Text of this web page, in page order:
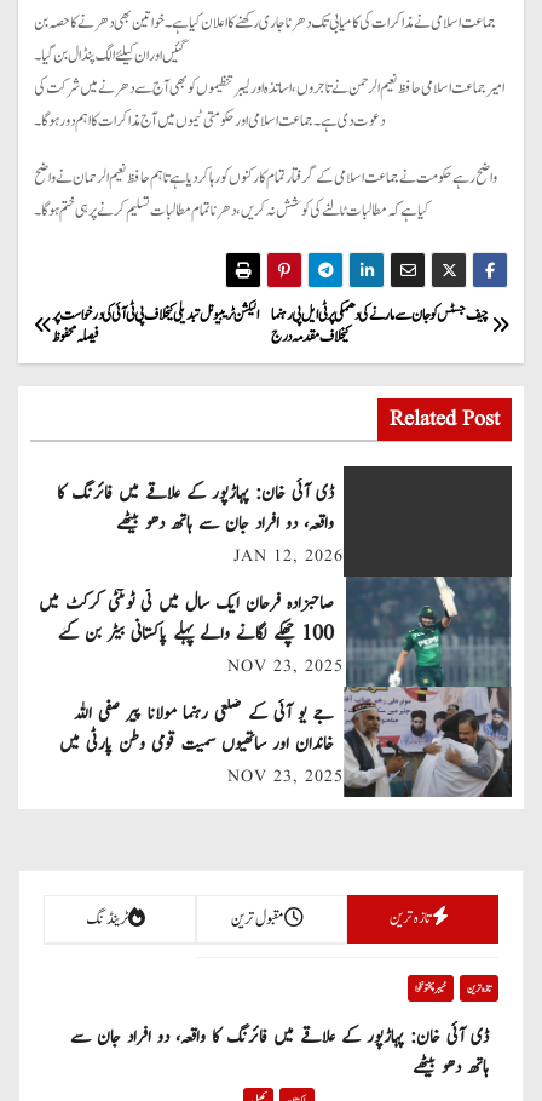
جماعت اسلامی نے مذاکرات کی کامیابی تک دھرنا جاری رکھنے کا اعلان کیا ہے۔ خواتین بھی دھرنے کا حصہ بن
گئیں اور ان کیلئے الگ پنڈال بن گیا۔
امیر جماعت اسلامی حافظ نعیم الرحمن نے تاجروں، اساتذہ اور لیبر تنظیموں کو بھی آج سے دھرنے میں شرکت کی
دعوت دی ہے۔ جماعت اسلامی اور حکومتی ٹیموں میں آج مذاکرات کا اہم دور ہو گا۔
واضح رہے حکومت نے جماعت اسلامی کے گرفتار تمام کارکنوں کو رہا کر دیا ہے تاہم حافظ نعیم الرحمان نے واضح
کیا ہے کہ مطالبات ٹالنےکی کوشش نہ کریں، دھرناتمام مطالبات تسلیم کرنے پر ہی ختم ہو گا۔
P
o
s
t
a
v
i
g
a
o
n
الیکشن ٹریبیونل تبدیلی کیخلاف پی ٹی آئی کی درخواست پر
فیصلہ محفوظ
چیف جسٹس کو جان سے مارنے کی دھمکی پر ٹی ایل پی رہنما
کیخلاف مقدمہ درج
Related Post
ڈی آئی خان: پہاڑپور کے علاقے میں فائرنگ کا
واقعہ، دو افراد جان سے ہاتھ دھو بیٹھے
JAN 12, 2026
صاحبزادہ فرحان ایک سال میں ٹی ٹوئنٹی کرکٹ میں
100 چھکے لگانے والے پہلے پاکستانی بیٹر بن گئے
NOV 23, 2025
جے یو آئی کے ضلعی رہنما مولانا پیر صفی اللہ
خاندان اور ساتھیوں سمیت قومی وطن پارٹی میں
شامل
NOV 23, 2025
تازہ ترین مقبول ترین ٹرینڈنگ
تازہ ترین خیبر پختونخوا
ڈی آئی خان: پہاڑپور کے علاقے میں فائرنگ کا واقعہ، دو افراد جان سے
ہاتھ دھو بیٹھے